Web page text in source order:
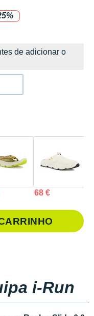
de adicionar o
68 €
i-Run